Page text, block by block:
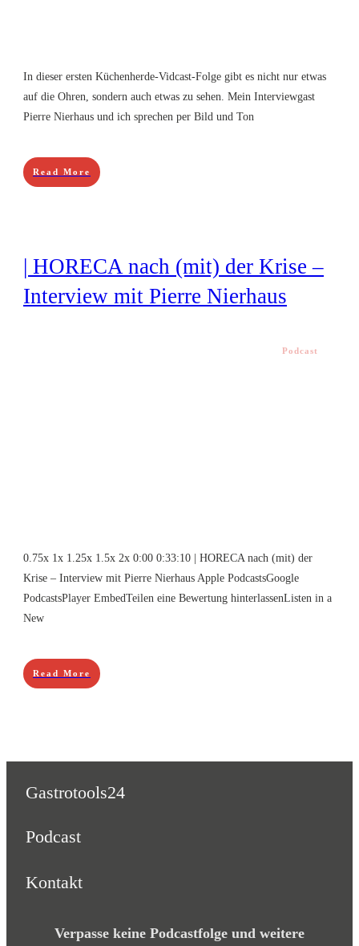
In dieser ersten Küchenherde-Vidcast-Folge gibt es nicht nur etwas
auf die Ohren, sondern auch etwas zu sehen. Mein Interviewgast
Pierre Nierhaus und ich sprechen per Bild und Ton
Read More
| HORECA nach (mit) der Krise –
Interview mit Pierre Nierhaus
Podcast
0.75x 1x 1.25x 1.5x 2x 0:00 0:33:10 | HORECA nach (mit) der
Krise – Interview mit Pierre Nierhaus Apple PodcastsGoogle
PodcastsPlayer EmbedTeilen eine Bewertung hinterlassenListen in a
New
Read More
Gastrotools24
Podcast
Kontakt
Verpasse keine Podcastfolge und weitere